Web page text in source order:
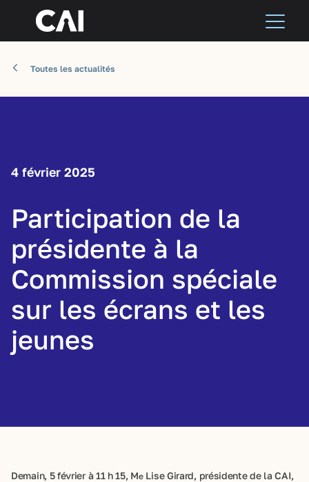
Toutes les actualités
4 février 2025
Participation de la
présidente à la
Commission spéciale
sur les écrans et les
jeunes
Demain, 5 février à 11 h 15, MeLise Girard, présidente de la CAI,